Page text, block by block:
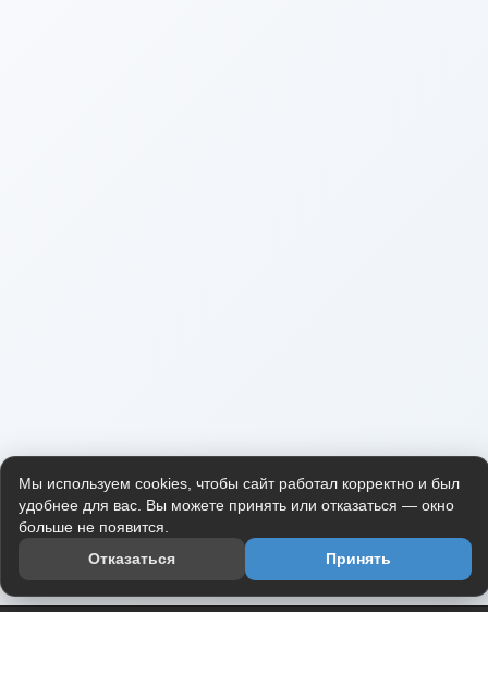
Мы используем cookies, чтобы сайт работал корректно и был
удобнее для вас. Вы можете принять или отказаться — окно
больше не появится.
Отказаться
Принять